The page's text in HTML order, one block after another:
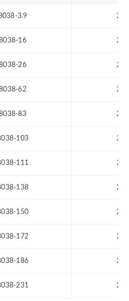
3.9 24
16 24
26 24
62 24
83 24
103 24
111 24
138 24
150 24
172 24
186 24
231 24